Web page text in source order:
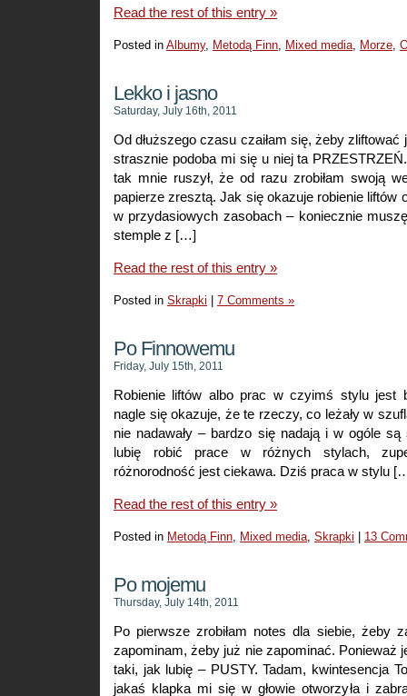
Read the rest of this entry »
Posted in Albumy, Metodą Finn, Mixed media, Morze,
Lekko i jasno
Saturday, July 16th, 2011
Od dłuższego czasu czaiłam się, żeby
strasznie podoba mi się u niej ta
tak mnie ruszył, że od razu zrobiłam swoją
papierze zresztą. Jak się okazuje robienie liftów
w przydasiowych zasobach – koniecznie
stemple z […]
Read the rest of this entry »
Posted in Skrapki 7 Comments »
Po Finnowemu
Friday, July 15th, 2011
Robienie liftów albo prac w czyimś stylu jest
nagle się okazuje, że te rzeczy, co leżały w
nie nadawały – bardzo się nadają i w ogóle
lubię robić prace w różnych stylach,
różnorodność jest ciekawa. Dziś praca w stylu
Read the rest of this entry »
Posted in Metodą Finn, Mixed media, Skrapki 13
Po mojemu
Thursday, July 14th, 2011
Po pierwsze zrobiłam notes dla siebie, żeby
zapominam, żeby już nie zapominać. Ponieważ
taki, jak lubię – PUSTY. Tadam, kwintesencja
jakaś klapka mi się w głowie otworzyła i